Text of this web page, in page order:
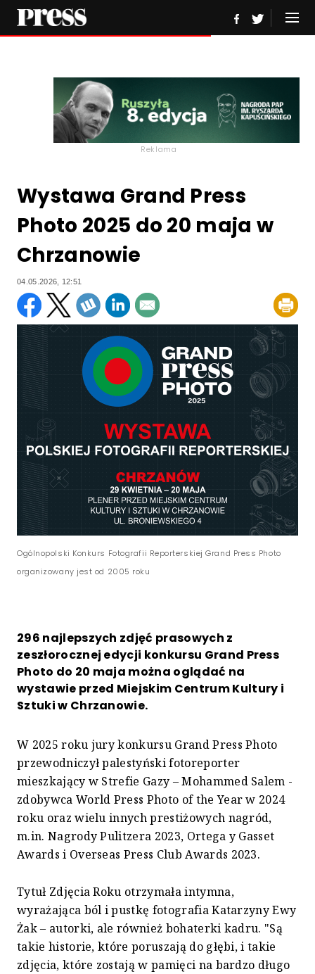
Reklama
Wystawa Grand Press
Photo 2025 do 20 maja w
Chrzanowie
04.05.2026, 12:51
Ogólnopolski Konkurs Fotografii Reporterskiej Grand Press Photo
organizowany jest od 2005 roku
296 najlepszych zdjęć prasowych z
zeszłorocznej edycji konkursu Grand Press
Photo do 20 maja można oglądać na
wystawie przed Miejskim Centrum Kultury i
Sztuki w Chrzanowie.
W 2025 roku jury konkursu Grand Press Photo
przewodniczył palestyński fotoreporter
mieszkający w Strefie Gazy – Mohammed Salem -
zdobywca World Press Photo of the Year w 2024
roku oraz wielu innych prestiżowych nagród,
m.in. Nagrody Pulitzera 2023, Ortega y Gasset
Awards i Overseas Press Club Awards 2023.
Tytuł Zdjęcia Roku otrzymała intymna,
wyrażająca ból i pustkę fotografia Katarzyny Ewy
Żak – autorki, ale również bohaterki kadru. "Są
takie historie, które poruszają do głębi, i takie
zdjęcia, które zostają w pamięci na bardzo długo